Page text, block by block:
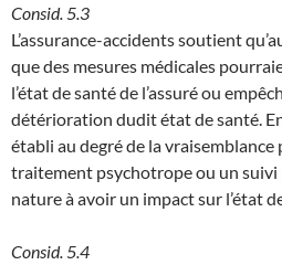
Consid. 5.3
L’assurance-accidents soutient
que des mesures médicales
l’état de santé de l’assuré ou
détérioration dudit état de santé.
établi au degré de la vraisemblance
traitement psychotrope ou un
nature à avoir un impact sur l’état
Consid. 5.4